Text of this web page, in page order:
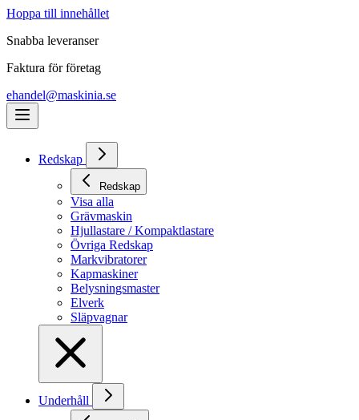
Hoppa till innehållet
Snabba leveranser
Faktura för företag
ehandel@maskinia.se
Redskap
Redskap
Visa alla
Grävmaskin
Hjullastare / Kompaktlastare
Övriga Redskap
Markvibratorer
Kapmaskiner
Belysningsmaster
Elverk
Släpvagnar
Underhåll